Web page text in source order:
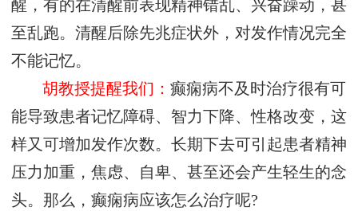
醒，有的在清醒前表现精神错乱、兴奋躁动，甚
至乱跑。清醒后除先兆症状外，对发作情况完全
不能记忆。
胡教授提醒我们：癫痫病不及时治疗很有可
能导致患者记忆障碍、智力下降、性格改变，这
样又可增加发作次数。长期下去可引起患者精神
压力加重，焦虑、自卑、甚至还会产生轻生的念
头。那么，癫痫病应该怎么治疗呢?